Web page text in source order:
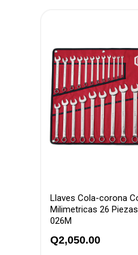
Llaves Cola-corona
Milimetricas 26
026M
Q2,050.00